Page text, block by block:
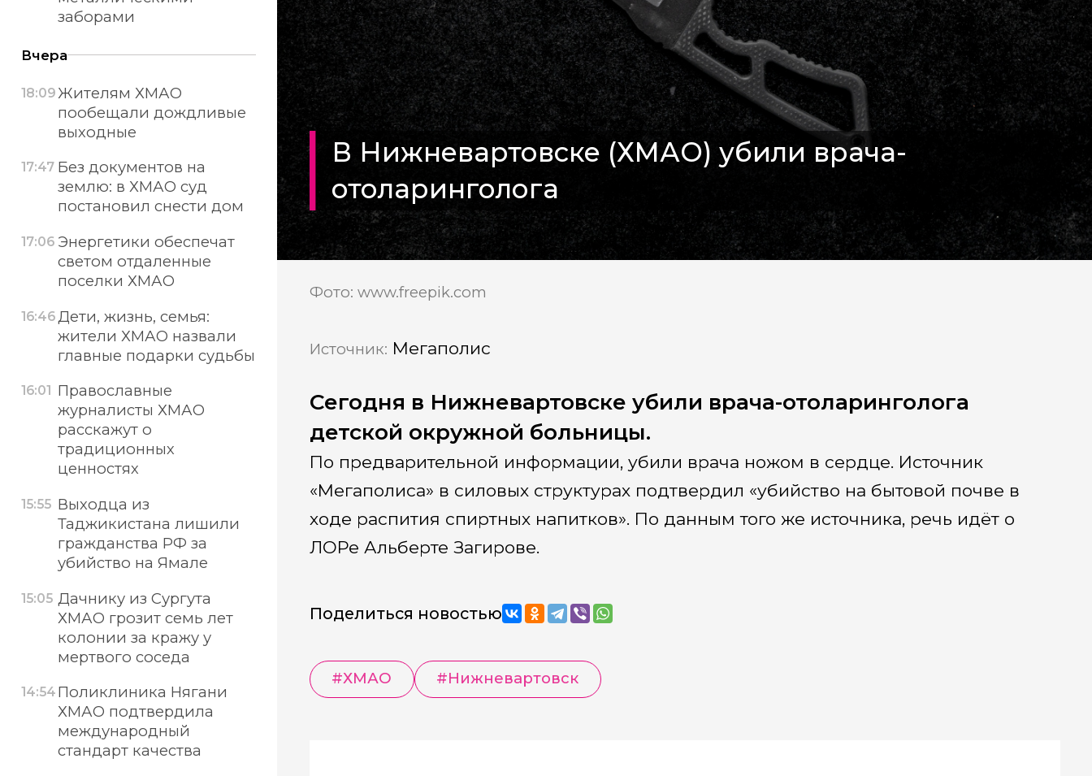
В Нижневартовске (ХМАО) убили врача-
отоларинголога
Фото: www.freepik.com
Источник: Мегаполис
Сегодня в Нижневартовске убили врача-отоларинголога
детской окружной больницы.
По предварительной информации, убили врача ножом в сердце. Источник
«Мегаполиса» в силовых структурах подтвердил «убийство на бытовой почве в
ходе распития спиртных напитков». По данным того же источника, речь идёт о
ЛОРе Альберте Загирове.
Поделиться новостью
#ХМАО #Нижневартовск
заборами
Вчера
18:09 Жителям ХМАО
пообещали дождливые
выходные
17:47 Без документов на
землю: в ХМАО суд
постановил снести дом
17:06 Энергетики обеспечат
светом отдаленные
поселки ХМАО
16:46Дети, жизнь, семья:
жители ХМАО назвали
главные подарки судьбы
16:01
Православные
журналисты ХМАО
расскажут о
традиционных
ценностях
15:55 Выходца из
Таджикистана лишили
гражданства РФ за
убийство на Ямале
15:05 Дачнику из Сургута
ХМАО грозит семь лет
колонии за кражу у
мертвого соседа
14:54 Поликлиника Нягани
ХМАО подтвердила
международный
стандарт качества